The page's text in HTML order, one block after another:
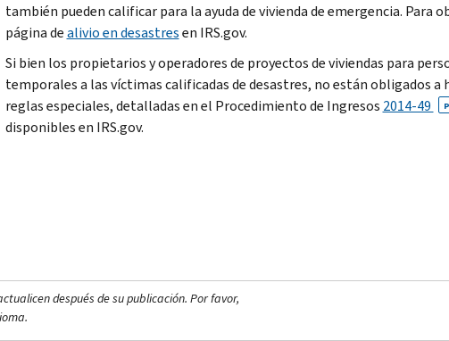
también pueden calificar para la ayuda de vivienda de emergencia. Para
página dealivio en desastresen IRS.gov.
Si bien los propietarios y operadores de proyectos de viviendas para
temporales a las víctimas calificadas de desastres, no están obligados a
reglas especiales, detalladas en el Procedimiento de Ingresos 2014-49
disponibles en IRS.gov.
después de su publicación. Por favor,